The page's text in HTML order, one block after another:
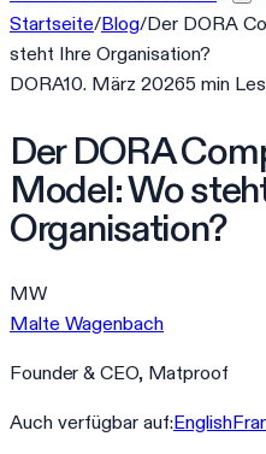
Startseite/Blog/Der DORA
steht Ihre Organisation?
DORA10. März 20265 min
Der DORA
Model: Wo
Organisation?
MW
Malte Wagenbach
Founder & CEO, Matproof
Auch verfügbar auf:English